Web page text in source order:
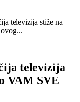
televizija stiže na
televizija
VAM SVE